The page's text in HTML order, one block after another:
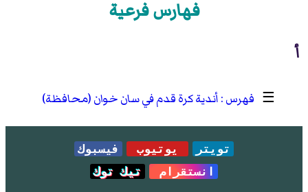
فهارس فرعية
أ
☰ أندية كرة قدم في سان خوان (محافظة)
تويتر يوتيوب
فيسبوك
انستقرام
تيك توك